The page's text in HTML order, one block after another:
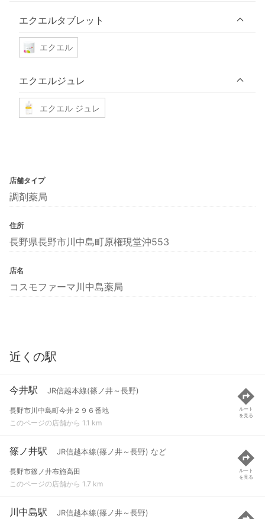
エクエルタブレット
エクエル
エクエルジュレ
エクエル ジュレ
店舗タイプ
調剤薬局
住所
長野県長野市川中島町原権現堂沖553
店名
コスモファーマ川中島薬局
近くの駅
今井駅 JR信越本線(篠ノ井～長野)
長野市川中島町今井２９６番地
このページの店舗から 1.1 km
ルート
を見る
篠ノ井駅 JR信越本線(篠ノ井～長野) など
長野市篠ノ井布施高田
このページの店舗から 1.7 km
ルート
を見る
川中島駅 JR信越本線(篠ノ井～長野)